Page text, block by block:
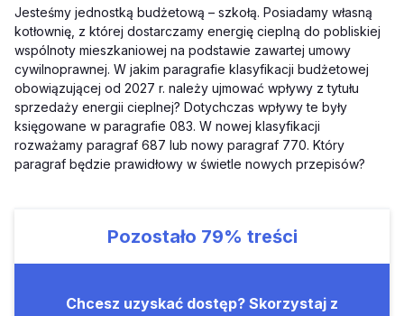
Jesteśmy jednostką budżetową – szkołą. Posiadamy własną
kotłownię, z której dostarczamy energię cieplną do pobliskiej
wspólnoty mieszkaniowej na podstawie zawartej umowy
cywilnoprawnej. W jakim paragrafie klasyfikacji budżetowej
obowiązującej od 2027 r. należy ujmować wpływy z tytułu
sprzedaży energii cieplnej? Dotychczas wpływy te były
księgowane w paragrafie 083. W nowej klasyfikacji
rozważamy paragraf 687 lub nowy paragraf 770. Który
paragraf będzie prawidłowy w świetle nowych przepisów?
Pozostało 79% treści
Chcesz uzyskać dostęp? Skorzystaj z